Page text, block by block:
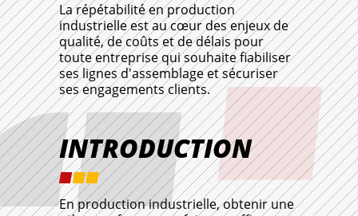
La répétabilité en production
industrielle est au cœur des enjeux de
qualité, de coûts et de délais pour
toute entreprise qui souhaite fiabiliser
ses lignes d'assemblage et sécuriser
ses engagements clients.
INTRODUCTION
En production industrielle, obtenir une